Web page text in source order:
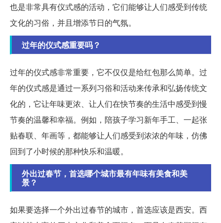
也是非常具有仪式感的活动，它们能够让人们感受到传统
文化的习俗，并且增添节日的气氛。
过年的仪式感重要吗？
过年的仪式感非常重要，它不仅仅是给红包那么简单。过
年的仪式感是通过一系列习俗和活动来传承和弘扬传统文
化的，它让年味更浓、让人们在快节奏的生活中感受到慢
节奏的温馨和幸福。例如，陪孩子学习新年手工、一起张
贴春联、年画等，都能够让人们感受到浓浓的年味，仿佛
回到了小时候的那种快乐和温暖。
外出过春节，首选哪个城市最有年味有美食和美
景？
如果要选择一个外出过春节的城市，首选应该是西安。西